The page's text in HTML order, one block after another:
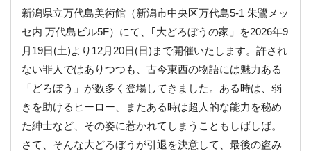
新潟県立万代島美術館（新潟市中央区万代島5-1 朱鷺メッ
セ内 万代島ビル5F）にて、｢大どろぼうの家」を2026年9
月19日(土)より12月20日(日)まで開催いたします。許され
ない罪人ではありつつも、古今東西の物語には魅力ある
「どろぼう」が数多く登場してきました。ある時は、弱
きを助けるヒーロー、またある時は超人的な能力を秘め
た紳士など、その姿に惹かれてしまうこともしばしば。
さて、そんな大どろぼうが引退を決意して、最後の盗み